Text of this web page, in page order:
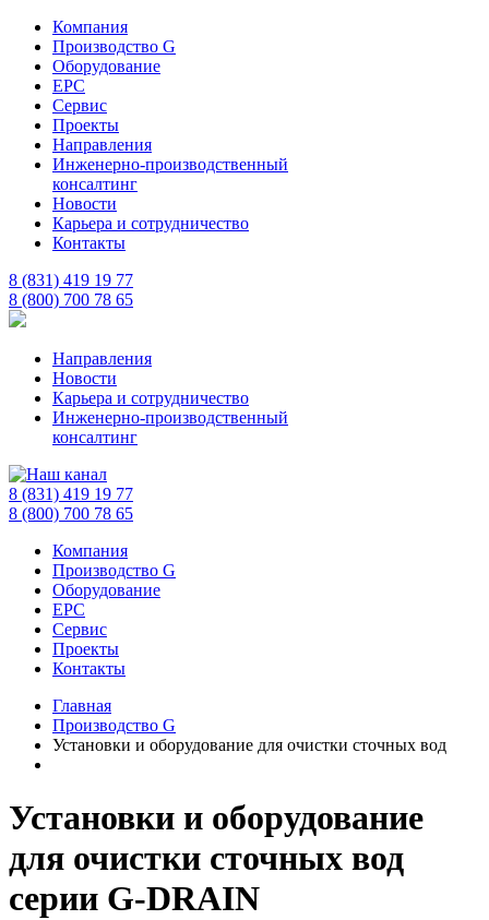
Компания
Производство G
Оборудование
EPC
Сервис
Проекты
Направления
Инженерно-производственный
консалтинг
Новости
Карьера и сотрудничество
Контакты
8 (831) 419 19 77
8 (800) 700 78 65
Направления
Новости
Карьера и сотрудничество
Инженерно-производственный
консалтинг
8 (831) 419 19 77
8 (800) 700 78 65
Компания
Производство G
Оборудование
EPC
Сервис
Проекты
Контакты
Главная
Производство G
Установки и оборудование для очистки сточных вод
Установки и оборудование
для очистки сточных вод
серии G-DRAIN